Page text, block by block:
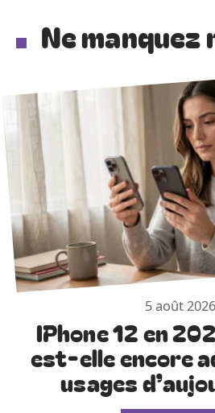
Ne manquez
5 août 2026
IPhone 12 en
est-elle encore
usages